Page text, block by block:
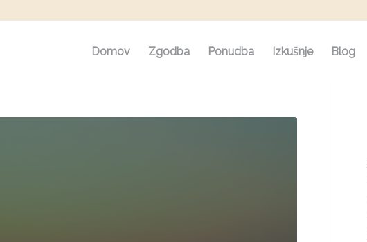
Domov Zgodba Ponudba Izkušnje Blog